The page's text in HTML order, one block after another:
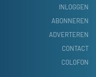
INLOGGEN
ABONNEREN
ADVERTEREN
CONTACT
COLOFON